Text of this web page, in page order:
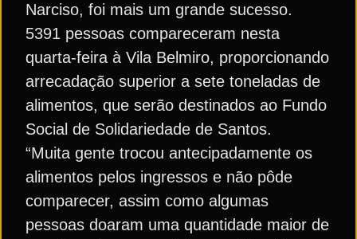
Narciso, foi mais um grande sucesso.
5391 pessoas compareceram nesta
quarta-feira à Vila Belmiro, proporcionando
arrecadação superior a sete toneladas de
alimentos, que serão destinados ao Fundo
Social de Solidariedade de Santos.
“Muita gente trocou antecipadamente os
alimentos pelos ingressos e não pôde
comparecer, assim como algumas
pessoas doaram uma quantidade maior de